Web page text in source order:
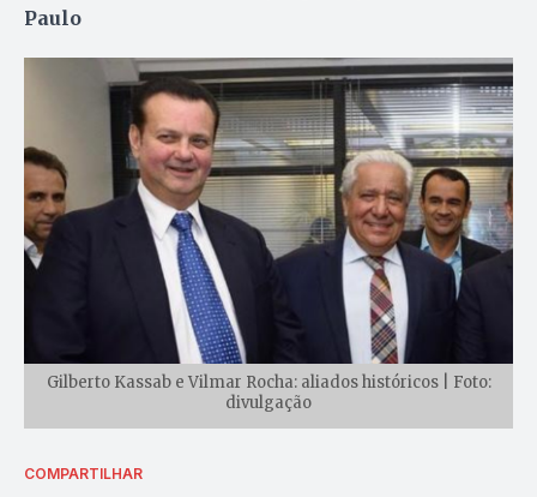
Paulo
Gilberto Kassab e Vilmar Rocha: aliados históricos | Foto:
divulgação
COMPARTILHAR